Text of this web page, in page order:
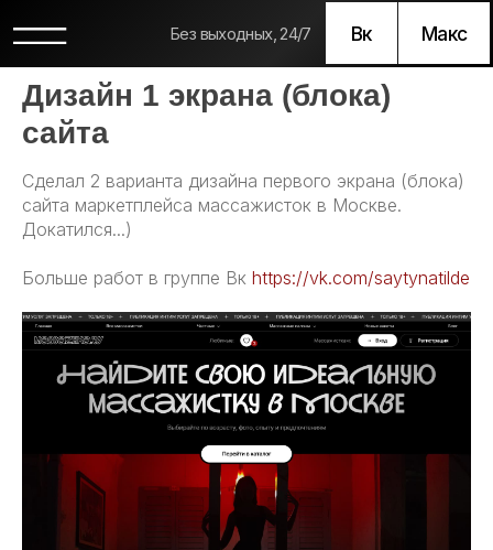
Без выходных, 24/7 Макс
Вк
Дизайн 1 экрана (блока)
сайта
Сделал 2 варианта дизайна первого экрана (блока)
сайта маркетплейса массажисток в Москве.
Докатился...)
Больше работ в группе Вк https://vk.com/saytynatilde